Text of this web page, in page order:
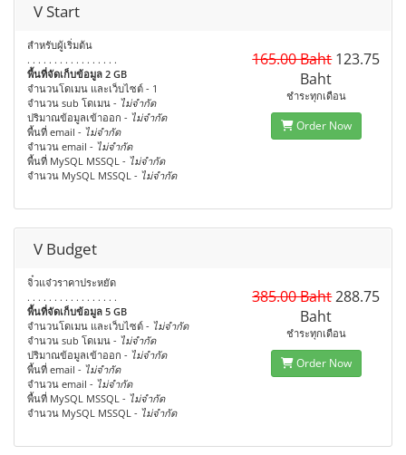
V Start
สำหรับผู้เริ่มต้น
. . . . . . . . . . . . . . . . .
พื้นที่จัดเก็บข้อมูล 2 GB
จำนวนโดเมน และเว็บไซต์ - 1
จำนวน sub โดเมน - ไม่จำกัด
ปริมาณข้อมูลเข้าออก - ไม่จำกัด
พื้นที่ email - ไม่จำกัด
จำนวน email - ไม่จำกัด
พื้นที่ MySQL MSSQL - ไม่จำกัด
จำนวน MySQL MSSQL - ไม่จำกัด
165.00 Baht123.75
Baht
ชำระทุกเดือน
Order Now
V Budget
จิ๋วแจ๋วราคาประหยัด
. . . . . . . . . . . . . . . . .
พื้นที่จัดเก็บข้อมูล 5 GB
จำนวนโดเมน และเว็บไซต์ - ไม่จำกัด
จำนวน sub โดเมน - ไม่จำกัด
ปริมาณข้อมูลเข้าออก - ไม่จำกัด
พื้นที่ email - ไม่จำกัด
จำนวน email - ไม่จำกัด
พื้นที่ MySQL MSSQL - ไม่จำกัด
จำนวน MySQL MSSQL - ไม่จำกัด
385.00 Baht288.75
Baht
ชำระทุกเดือน
Order Now